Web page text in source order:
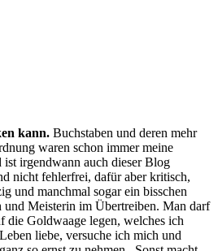
kann. Buchstaben und deren mehr
waren schon immer meine
ist irgendwann auch dieser Blog
nicht fehlerfrei, dafür aber kritisch,
und manchmal sogar ein bisschen
und Meisterin im Übertreiben. Man darf
die Goldwaage legen, welches ich
liebe, versuche ich mich und